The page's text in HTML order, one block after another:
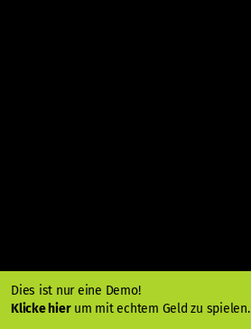
Dies ist nur eine Demo!
Klicke hierum mit echtem Geld zu spielen.